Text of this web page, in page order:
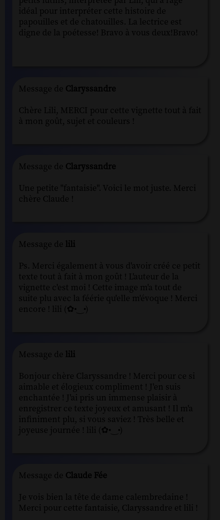
idéal pour interpréter cette histoire de
papouilles et de chatouilles. La lectrice est
digne de la poétesse! Bravo à vous deux!Bravo!
Message de Claryssandre
Chère Lili, MERCI pour cette vignette tout à fait
à mon goût, sujet et couleurs !
Message de Claryssandre
Une petite "fantaisie". Voici le mot juste. Merci
chère Claude !
Message de lili
Ps. Merci également à vous d'avoir créé ce petit
texte tout à fait à mon goût ! L'auteur de la
vignette c'est moi ! Cette image m'a tout de
suite plu avec la féérie qu'elle m'évoque ! Merci
encore ! lili (✿•‿•)
Message de lili
Bonjour chère Claryssandre ! Merci pour ce si
aimable et élogieux compliment ! J'en suis
enchantée ! J'ai pris un immense plaisir à
enregistrer ce texte joyeux et amusant ! Il m'a
infiniment plu, si vous saviez ! Très belle et
joyeuse journée ! lili (✿•‿•)
Message de Claude Fée
Je vois bien la tête de dame calembredaine !
Merci pour cette fantaisie, Claryssandre et lili !